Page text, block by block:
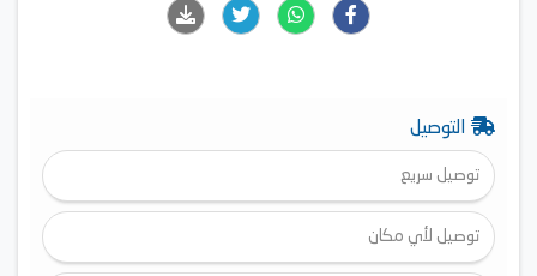
التوصيل
توصيل سريع
توصيل لأي مكان